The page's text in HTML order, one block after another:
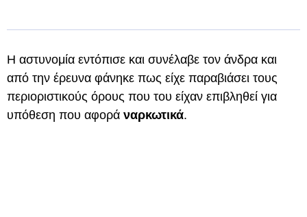
Η αστυνομία εντόπισε και συνέλαβε τον άνδρα και
από την έρευνα φάνηκε πως είχε παραβιάσει τους
περιοριστικούς όρους που του είχαν επιβληθεί για
υπόθεση που αφορά ναρκωτικά.